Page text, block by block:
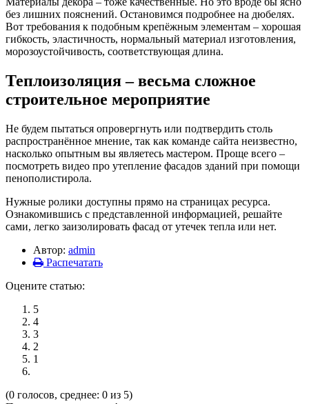
без лишних пояснений. Остановимся подробнее на дюбелях.
Вот требования к подобным крепёжным элементам – хорошая
гибкость, эластичность, нормальный материал изготовления,
морозоустойчивость, соответствующая длина.
Теплоизоляция – весьма сложное
строительное мероприятие
Не будем пытаться опровергнуть или подтвердить столь
распространённое мнение, так как команде сайта неизвестно,
насколько опытным вы являетесь мастером. Проще всего –
посмотреть видео про утепление фасадов зданий при помощи
пенополистирола.
Нужные ролики доступны прямо на страницах ресурса.
Ознакомившись с представленной информацией, решайте
сами, легко заизолировать фасад от утечек тепла или нет.
Автор: admin
Распечатать
Оцените статью:
5
4
3
2
1
(0 голосов, среднее: 0 из 5)